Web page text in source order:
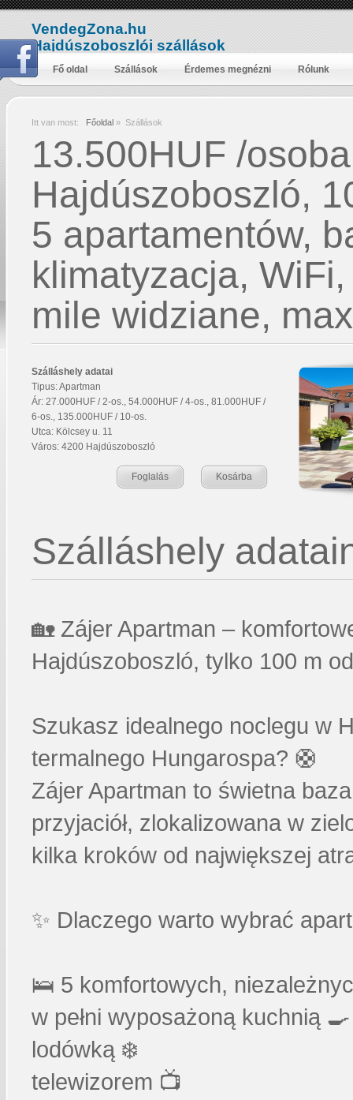
VendegZona.hu
Hajdúszoboszlói szállások
Fő oldal Szállások Érdemes megnézni Rólunk
Itt van most: Főoldal » Szállások
13.500HUF /
Hajdúszoboszló,
5 apartamentów,
klimatyzacja,
mile widziane,
Szálláshely adatai
Tipus: Apartman
Ár: 27.000HUF / 2-os., 54.000HUF / 4-os., 81.000HUF /
6-os., 135.000HUF / 10-os.
Utca: Kölcsey u. 11
Város: 4200 Hajdúszoboszló
Kosárba
Foglalás
Szálláshely
🏡 Zájer Apartman –
Hajdúszoboszló, tylko 100 m
Szukasz idealnego noclegu w
termalnego Hungarospa? 🛟
Zájer Apartman to świetna
przyjaciół, zlokalizowana w
kilka kroków od największej
✨ Dlaczego warto wybrać
🛌 5 komfortowych,
w pełni wyposażoną kuchnią 🍳
lodówką ❄️
telewizorem 📺